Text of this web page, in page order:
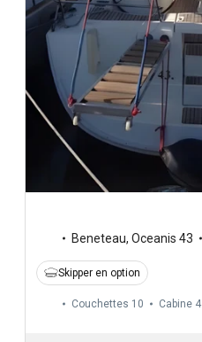
Beneteau, Oceanis 43
Skipper en option
Couchettes 10 Cabine 4